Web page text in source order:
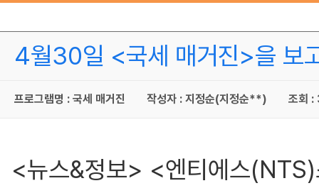
4월30일 <국세 매거진>을 보
프로그램명 : 국세 매거진 작성자 : 지정순(지정순**) 조회
<뉴스&정보> <엔티에스